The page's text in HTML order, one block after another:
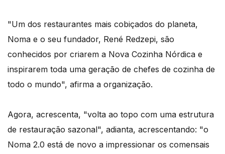
"Um dos restaurantes mais cobiçados do planeta,
Noma e o seu fundador, René Redzepi, são
conhecidos por criarem a Nova Cozinha Nórdica e
inspirarem toda uma geração de chefes de cozinha de
todo o mundo", afirma a organização.
Agora, acrescenta, "volta ao topo com uma estrutura
de restauração sazonal", adianta, acrescentando: "o
Noma 2.0 está de novo a impressionar os comensais